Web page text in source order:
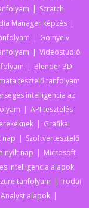
Scratch
Manager képzés
Go nyelv
Videóstúdió
Blender 3D
tesztelő tanfolyam
intelligencia az
API tesztelés
Grafikai
nap
Szoftvertesztelő
nyílt nap
Microsoft
intelligencia alapok
tanfolyam
Irodai
alapok